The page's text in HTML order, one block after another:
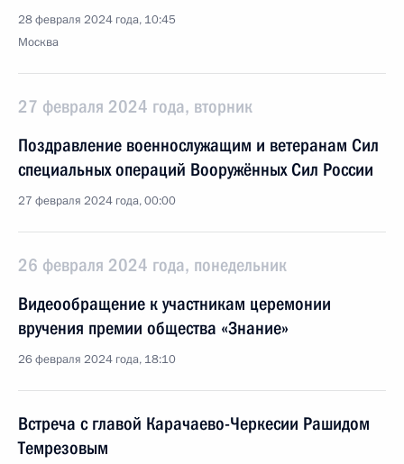
28 февраля 2024 года, 10:45
Москва
27 февраля 2024 года, вторник
Поздравление военнослужащим и ветеранам Сил
специальных операций Вооружённых Сил России
27 февраля 2024 года, 00:00
26 февраля 2024 года, понедельник
Видеообращение к участникам церемонии
вручения премии общества «Знание»
26 февраля 2024 года, 18:10
Встреча с главой Карачаево-Черкесии Рашидом
Темрезовым